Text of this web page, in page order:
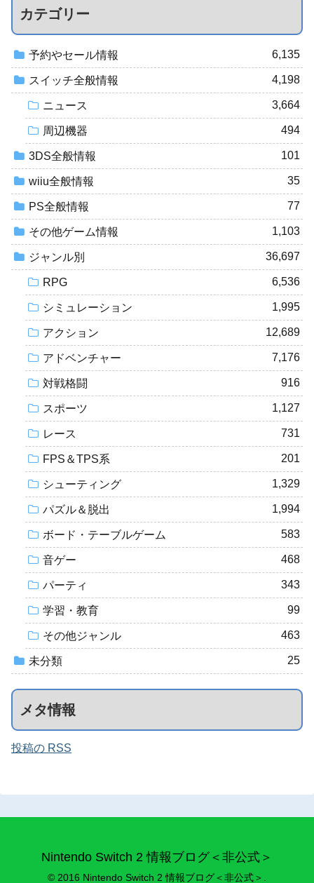
カテゴリー
予約やセール情報 6,135
スイッチ全般情報 4,198
ニュース 3,664
周辺機器 494
3DS全般情報 101
wiiu全般情報 35
PS全般情報 77
その他ゲーム情報 1,103
ジャンル別 36,697
RPG 6,536
シミュレーション 1,995
アクション 12,689
アドベンチャー 7,176
対戦格闘 916
スポーツ 1,127
レース 731
FPS＆TPS系 201
シューティング 1,329
パズル＆脱出 1,994
ボード・テーブルゲーム 583
音ゲー 468
パーティ 343
学習・教育 99
その他ジャンル 463
未分類 25
メタ情報
投稿の RSS
Nintendo Switch 2 情報ブログ＜非公式＞
© 2016 Nintendo Switch 2 情報ブログ＜非公式＞.